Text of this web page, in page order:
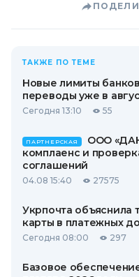
ТАКЖЕ ПО ТЕМЕ
Новые лимиты
переводы уже в
Сегодня 13:10 55
ПАРТНЕРСКАЯ
ООО
комплаенс и
соглашений
04.08 15:40 27575
Укрпочта объяснила
карты в платежных
Сегодня 08:00 297
Базовое